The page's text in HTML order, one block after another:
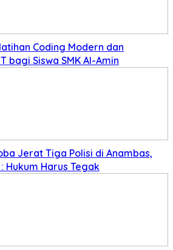
Coding Modern dan
bagi Siswa SMK Al-Amin
Jerat Tiga Polisi di Anambas,
: Hukum Harus Tegak